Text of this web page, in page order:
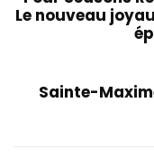
Le nouveau
Sainte-